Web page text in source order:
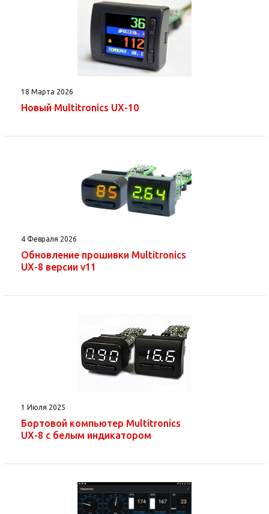
18 Марта 2026
Новый Multitronics UX-10
4 Февраля 2026
Обновление прошивки Multitronics
UX-8 версии v11
1 Июля 2025
Бортовой компьютер Multitronics
UX-8 с белым индикатором